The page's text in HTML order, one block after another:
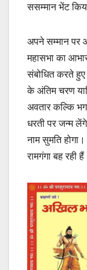
ससम्मान भेंट
अपने सम्मान पर
महासभा का
संबोधित करते हुए
के अंतिम चरण
अवतार कल्कि
धरती पर जन्म
नाम सुमति
रामगंगा बह रही